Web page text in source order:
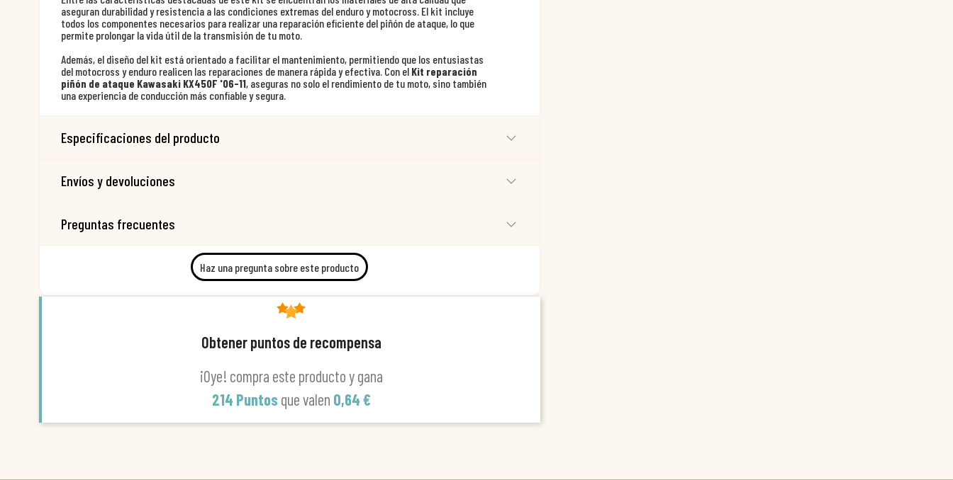
aseguran durabilidad y resistencia a las condiciones extremas del enduro y motocross. El kit incluye
todos los componentes necesarios para realizar una reparación eficiente del piñón de ataque, lo que
permite prolongar la vida útil de la transmisión de tu moto.
Además, el diseño del kit está orientado a facilitar el mantenimiento, permitiendo que los entusiastas
del motocross y enduro realicen las reparaciones de manera rápida y efectiva. Con el Kit reparación
piñón de ataque Kawasaki KX450F '06-11, aseguras no solo el rendimiento de tu moto, sino también
una experiencia de conducción más confiable y segura.
Especificaciones del producto
Envíos y devoluciones
Preguntas frecuentes
Haz una pregunta sobre este producto
Obtener puntos de recompensa
¡Oye! compra este producto y gana
214 Puntos que valen 0,64 €